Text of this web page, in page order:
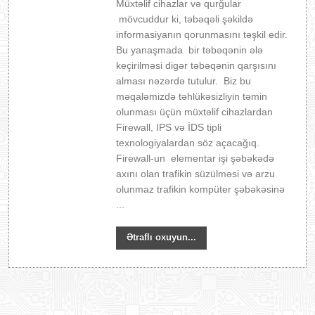
Müxtəlif cihazlar və qurğular
mövcuddur ki, təbəqəli şəkildə
informasiyanın qorunmasını təşkil edir.
Bu yanaşmada bir təbəqənin ələ
keçirilməsi digər təbəqənin qarşısını
alması nəzərdə tutulur. Biz bu
məqaləmizdə təhlükəsizliyin təmin
olunması üçün müxtəlif cihazlardan
Firewall, IPS və İDS tipli
texnologiyalardan söz açacağıq.
Firewall-un elementar işi şəbəkədə
axını olan trafikin süzülməsi və arzu
olunmaz trafikin kompüter şəbəkəsinə
Ətraflı oxuyun...